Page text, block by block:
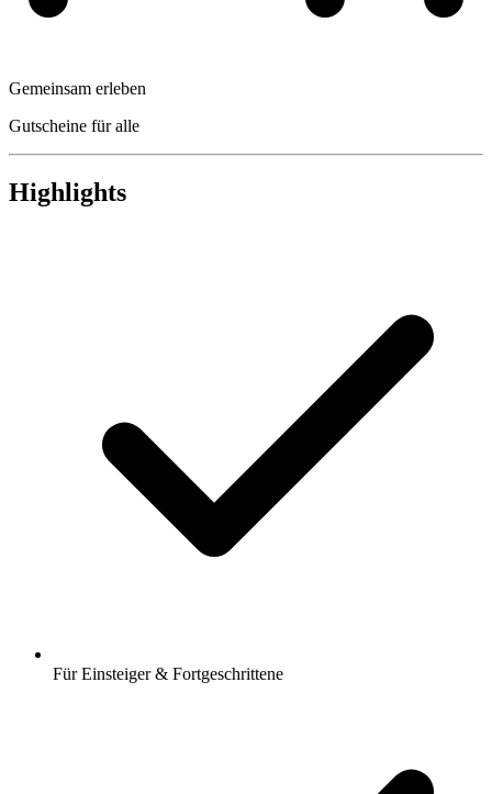
Gemeinsam erleben
Gutscheine für alle
Highlights
Für Einsteiger & Fortgeschrittene